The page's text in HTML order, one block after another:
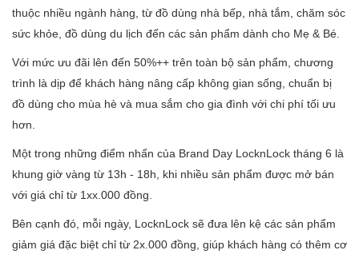
thuộc nhiều ngành hàng, từ đồ dùng nhà bếp, nhà tắm, chăm sóc
sức khỏe, đồ dùng du lịch đến các sản phẩm dành cho Mẹ & Bé.
Với mức ưu đãi lên đến 50%++ trên toàn bộ sản phẩm, chương
trình là dịp để khách hàng nâng cấp không gian sống, chuẩn bị
đồ dùng cho mùa hè và mua sắm cho gia đình với chi phí tối ưu
hơn.
Một trong những điểm nhấn của Brand Day LocknLock tháng 6 là
khung giờ vàng từ 13h - 18h, khi nhiều sản phẩm được mở bán
với giá chỉ từ 1xx.000 đồng.
Bên cạnh đó, mỗi ngày, LocknLock sẽ đưa lên kệ các sản phẩm
giảm giá đặc biệt chỉ từ 2x.000 đồng, giúp khách hàng có thêm cơ